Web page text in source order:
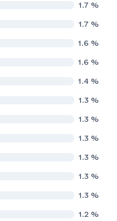
1.7 %
1.7 %
1.6 %
1.6 %
1.4 %
1.3 %
1.3 %
1.3 %
1.3 %
1.3 %
1.3 %
1.2 %